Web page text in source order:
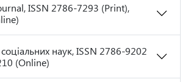
ISSN 2786-7293 (Print),
наук, ISSN 2786-9202
(Online)